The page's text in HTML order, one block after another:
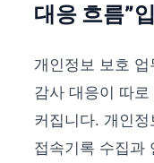
대응 흐름”
개인정보 보호
감사 대응이 따
커집니다. 개인
접속기록 수집과